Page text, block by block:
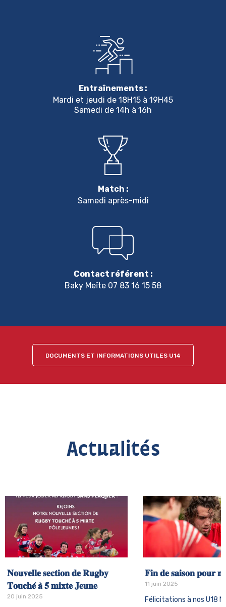
Entraînements :
Mardi et jeudi de 18H15 à 19H45
Samedi de 14h à 16h
Match :
Samedi après-midi
Contact référent :
Baky Meïte 07 83 16 15 58
DOCUMENTS ET INFORMATIONS UTILES U14
Actualités
𝐍𝐨𝐮𝐯𝐞𝐥𝐥𝐞 𝐬𝐞𝐜𝐭𝐢𝐨𝐧 𝐝𝐞 𝐑𝐮𝐠𝐛𝐲
𝐓𝐨𝐮𝐜𝐡𝐞́ 𝐚̀ 𝟓 𝐦𝐢𝐱𝐭𝐞 𝐉𝐞𝐮𝐧𝐞
20 juin 2025
𝐅𝐢𝐧 𝐝𝐞 𝐬𝐚𝐢𝐬𝐨𝐧 𝐩𝐨𝐮𝐫
11 juin 2025
Félicitations à nos U18